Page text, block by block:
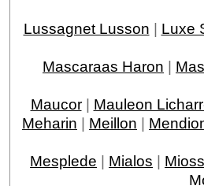
Lussagnet Lusson | Luxe
Mascaraas Haron |
Maucor| Mauleon
Meharin | Meillon |
Mesplede | Mialos |